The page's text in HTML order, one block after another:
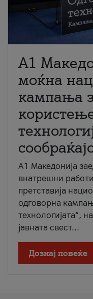
A1
моќна
кампања
A1 Македонија
внатрешни
претставија
одговорна
технологијата“,
јавната свест...
Дознај повеќе